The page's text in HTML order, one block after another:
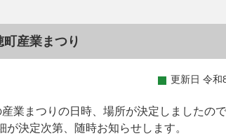
産業まつり
更新日 令和
業まつりの日時、場所が決定しましたの
が決定次第、随時お知らせします。